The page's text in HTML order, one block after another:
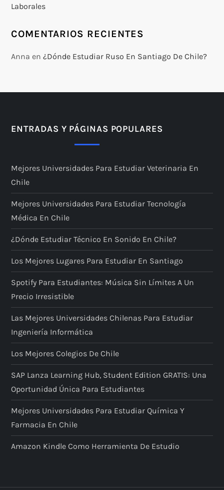
Laborales
COMENTARIOS RECIENTES
Anna en¿Dónde Estudiar Ruso En Santiago De Chile?
ENTRADAS Y PÁGINAS POPULARES
Mejores Universidades Para Estudiar Veterinaria En
Chile
Mejores Universidades Para Estudiar Tecnología
Médica En Chile
¿Dónde Estudiar Técnico En Sonido En Chile?
Los Mejores Lugares Para Estudiar En Santiago
Spotify Para Estudiantes: Música Sin Límites A Un
Precio Irresistible
Las Mejores Universidades Chilenas Para Estudiar
Ingeniería Informática
Los Mejores Colegios De Chile
SAP Lanza Learning Hub, Student Edition GRATIS: Una
Oportunidad Única Para Estudiantes
Mejores Universidades Para Estudiar Química Y
Farmacia En Chile
Amazon Kindle Como Herramienta De Estudio